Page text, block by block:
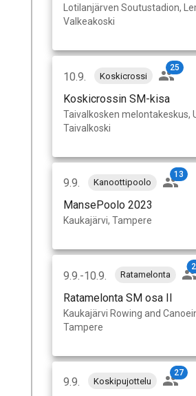
Lotilanjärven Soutustadion,
Valkeakoski
10.9. Koskicrossi
25
Koskicrossin SM-kisa
Taivalkosken melontakeskus,
Taivalkoski
9.9. Kanoottipoolo
13
MansePoolo 2023
Kaukajärvi, Tampere
9.9.-10.9. Ratamelonta
Ratamelonta SM osa II
Kaukajärvi Rowing and
Tampere
9.9. Koskipujottelu
27